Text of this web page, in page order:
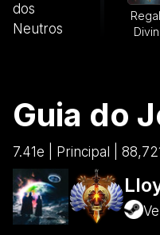
dos
Neutros
Guia do
7.41e | Principal |